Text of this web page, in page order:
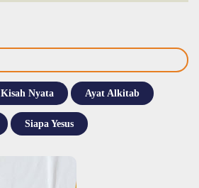
Kisah Nyata Ayat Alkitab
Siapa Yesus